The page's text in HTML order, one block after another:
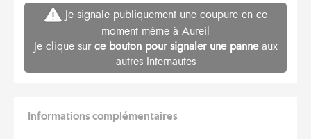
Je signale publiquement une coupure en ce
moment même à Aureil
Je clique sur ce bouton pour signaler une panneaux
autres Internautes
Informations complémentaires